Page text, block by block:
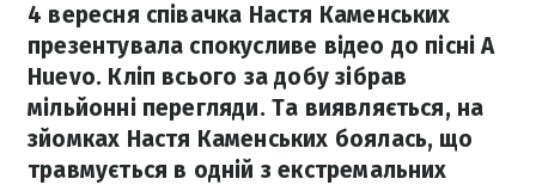
4 вересня співачка Настя Каменських
презентувала спокусливе відео до пісні A
Huevo. Кліп всього за добу зібрав
мільйонні перегляди. Та виявляється, на
зйомках Настя Каменських боялась, що
травмується в одній з екстремальних